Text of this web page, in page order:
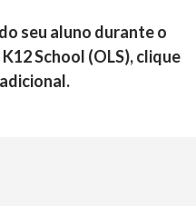
seu aluno durante o
School (OLS), clique